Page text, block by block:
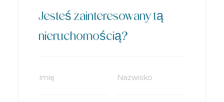
Jesteś zainteresowany tą
nieruchomością?